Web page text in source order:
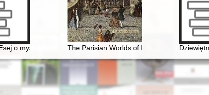
o myślach ChopinaThe Parisian Worlds of Frédéric Chopin